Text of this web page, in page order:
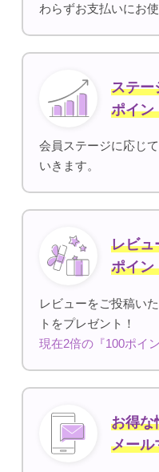
わらずお支払いにお
ステー
ポイン
会員ステージに応じ
いきます。
レビュ
ポイン
レビューをご投稿い
トをプレゼント！
現在2倍の『100ポイ
お得な
メール